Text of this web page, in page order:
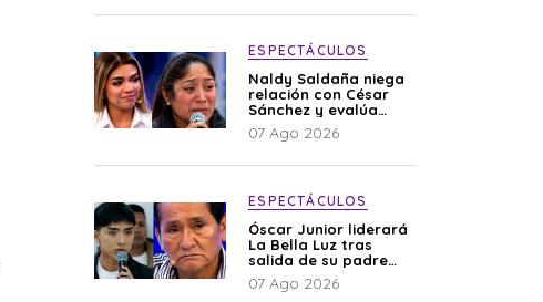
ESPECTÁCULOS
Naldy Saldaña niega
relación con César
Sánchez y evalúa
denunciar a su
esposa: “Es una
07 Ago 2026
ESPECTÁCULOS
Óscar Junior liderará
La Bella Luz tras
salida de su padre
por polémica con
Naldy Saldaña
07 Ago 2026